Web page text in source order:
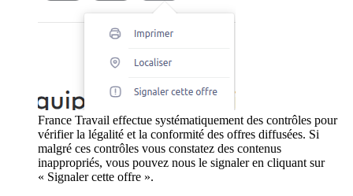
France Travail effectue systématiquement des contrôles pour
vérifier la légalité et la conformité des offres diffusées. Si
malgré ces contrôles vous constatez des contenus
inappropriés, vous pouvez nous le signaler en cliquant sur
« Signaler cette offre ».